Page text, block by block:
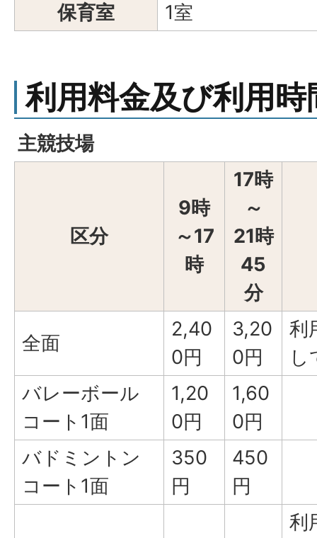
保育室
1室
利用料金及び利用時
主競技場
区分
9時
～17
時
17時
～
21時
45
分
全面
2,40
0円
3,20
0円
利
し
バレーボール
コート1面
1,20
0円
1,60
0円
バドミントン
コート1面
350
円
450
円
利